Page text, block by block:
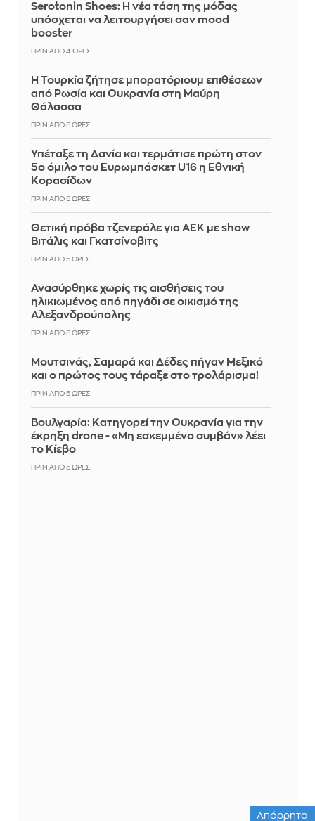
Serotonin Shoes: Η νέα τάση της μόδας
υπόσχεται να λειτουργήσει σαν mood
booster
ΠΡΙΝ ΑΠΌ 4 ΏΡΕΣ
Η Τουρκία ζήτησε μπορατόριουμ επιθέσεων
από Ρωσία και Ουκρανία στη Μαύρη
Θάλασσα
ΠΡΙΝ ΑΠΌ 5 ΏΡΕΣ
Υπέταξε τη Δανία και τερμάτισε πρώτη στον
5ο όμιλο του Ευρωμπάσκετ U16 η Εθνική
Κορασίδων
ΠΡΙΝ ΑΠΌ 5 ΏΡΕΣ
Θετική πρόβα τζενεράλε για ΑΕΚ με show
Βιτάλις και Γκατσίνοβιτς
ΠΡΙΝ ΑΠΌ 5 ΏΡΕΣ
Ανασύρθηκε χωρίς τις αισθήσεις του
ηλικιωμένος από πηγάδι σε οικισμό της
Αλεξανδρούπολης
ΠΡΙΝ ΑΠΌ 5 ΏΡΕΣ
Μουτσινάς, Σαμαρά και Δέδες πήγαν Μεξικό
και ο πρώτος τους τάραξε στο τρολάρισμα!
ΠΡΙΝ ΑΠΌ 5 ΏΡΕΣ
Βουλγαρία: Κατηγορεί την Ουκρανία για την
έκρηξη drone - «Μη εσκεμμένο συμβάν» λέει
το Κίεβο
ΠΡΙΝ ΑΠΌ 5 ΏΡΕΣ
Απόρρητο